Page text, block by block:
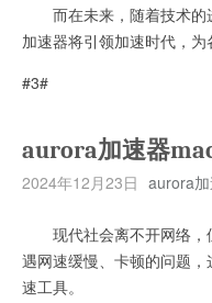
而在未来，随着技术的
加速器将引领加速时代，为
#3#
aurora加速器
2024年12月23日 aurora
现代社会离不开网络，
遇网速缓慢、卡顿的问题
速工具。